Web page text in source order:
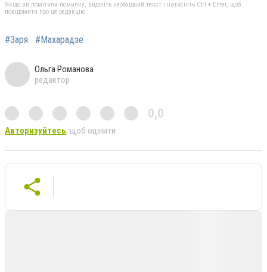
Якщо ви помітили помилку, виділіть необхідний текст і натисніть Ctrl + Enter, щоб
повідомити про це редакцію
#Заря #Махарадзе
Ольга Романова
редактор
0,0
Авторизуйтесь, щоб оцінити